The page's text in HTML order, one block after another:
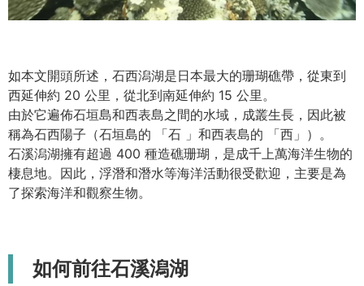
如本文開頭所述，石西潟湖是日本最大的珊瑚礁帶，從東到
西延伸約 20 公里，從北到南延伸約 15 公里。
由於它遍佈石垣島和西表島之間的水域，成叢生長，因此被
稱為石西陽子（石垣島的 「石 」和西表島的 「西」）。
石溪潟湖擁有超過 400 種造礁珊瑚，是成千上萬海洋生物的
棲息地。因此，浮潛和潛水等海洋活動很受歡迎，主要是為
了探索海洋和觀察生物。
如何前往石溪潟湖